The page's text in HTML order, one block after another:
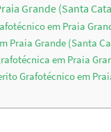
Grande (Santa
em Praia
Praia Grande (Santa
em Praia
Grafotécnico em